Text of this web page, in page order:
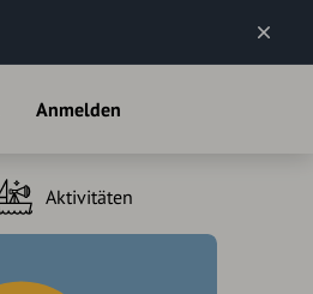
Anmelden
Aktivitäten